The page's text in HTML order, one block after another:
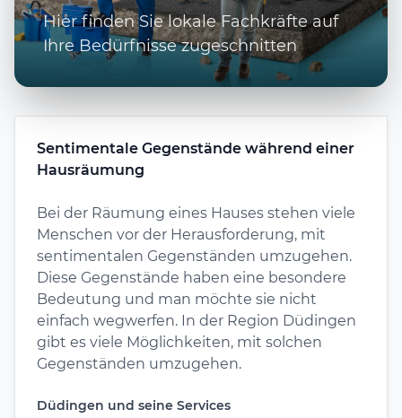
Hier finden Sie lokale Fachkräfte auf
Ihre Bedürfnisse zugeschnitten
Sentimentale Gegenstände während einer
Hausräumung
Bei der Räumung eines Hauses stehen viele
Menschen vor der Herausforderung, mit
sentimentalen Gegenständen umzugehen.
Diese Gegenstände haben eine besondere
Bedeutung und man möchte sie nicht
einfach wegwerfen. In der Region Düdingen
gibt es viele Möglichkeiten, mit solchen
Gegenständen umzugehen.
Düdingen und seine Services